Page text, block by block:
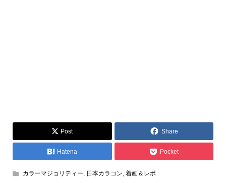
Post Share
Hatena Pocket
カラーマジョリティー 日本カラコン 着画＆レポ